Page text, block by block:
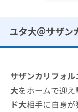
ユタ大＠サザン
サザンカリフォ
大をホームで迎
ド大相手に自身